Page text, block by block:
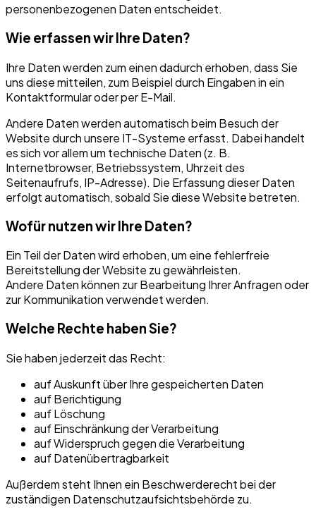
personenbezogenen Daten entscheidet.
Wie erfassen wir Ihre Daten?
Ihre Daten werden zum einen dadurch erhoben, dass Sie
uns diese mitteilen, zum Beispiel durch Eingaben in ein
Kontaktformular oder per E-Mail.
Andere Daten werden automatisch beim Besuch der
Website durch unsere IT-Systeme erfasst. Dabei handelt
es sich vor allem um technische Daten (z. B.
Internetbrowser, Betriebssystem, Uhrzeit des
Seitenaufrufs, IP-Adresse). Die Erfassung dieser Daten
erfolgt automatisch, sobald Sie diese Website betreten.
Wofür nutzen wir Ihre Daten?
Ein Teil der Daten wird erhoben, um eine fehlerfreie
Bereitstellung der Website zu gewährleisten.
Andere Daten können zur Bearbeitung Ihrer Anfragen oder
zur Kommunikation verwendet werden.
Welche Rechte haben Sie?
Sie haben jederzeit das Recht:
auf Auskunft über Ihre gespeicherten Daten
auf Berichtigung
auf Löschung
auf Einschränkung der Verarbeitung
auf Widerspruch gegen die Verarbeitung
auf Datenübertragbarkeit
Außerdem steht Ihnen ein Beschwerderecht bei der
zuständigen Datenschutzaufsichtsbehörde zu.